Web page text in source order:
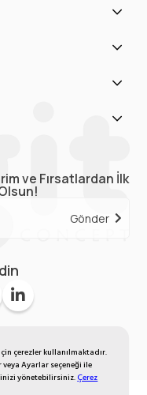
çerezler kullanılmaktadır.
Ayarlar seçeneği ile
yönetebilirsiniz.Çerez
ve Fırsatlardan İlk
Gönder